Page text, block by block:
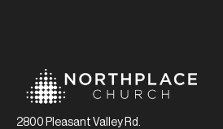
2800 Pleasant Valley Rd.